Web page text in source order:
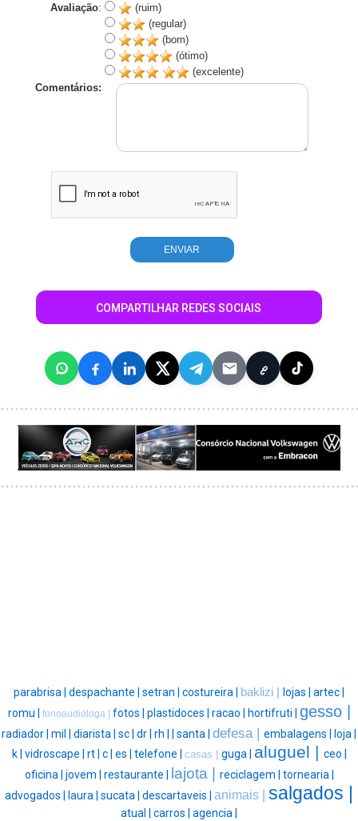
Avaliação:
(ruim)
(regular)
(bom)
(ótimo)
(excelente)
Comentários:
COMPARTILHAR REDES SOCIAIS
parabrisa | despachante | setran | costureira | baklizi | lojas | artec |
romu |
fonoaudiologa | fotos | plastidoces | racao | hortifruti | gesso |
radiador | mil | diarista | sc | dr | rh | santa | defesa | embalagens |
loja |
k | vidroscape | rt | c | es | telefone | casas | guga | aluguel | ceo |
oficina | jovem | restaurante | lajota | reciclagem | tornearia |
advogados |
laura | sucata | descartaveis | animais | salgados |
atual | carros | agencia |